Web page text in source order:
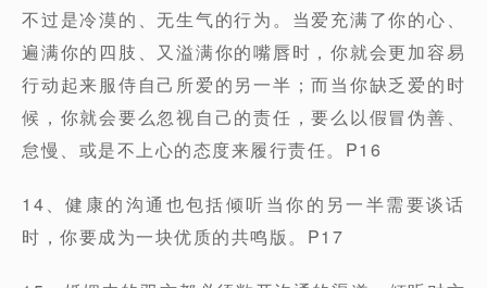
不过是冷漠的、无生气的行为。当爱充满了你的心、
遍满你的四肢、又溢满你的嘴唇时，你就会更加容易
行动起来服侍自己所爱的另一半；而当你缺乏爱的时
候，你就会要么忽视自己的责任，要么以假冒伪善、
怠慢、或是不上心的态度来履行责任。P16
14、健康的沟通也包括倾听当你的另一半需要谈话
时，你要成为一块优质的共鸣版。P17